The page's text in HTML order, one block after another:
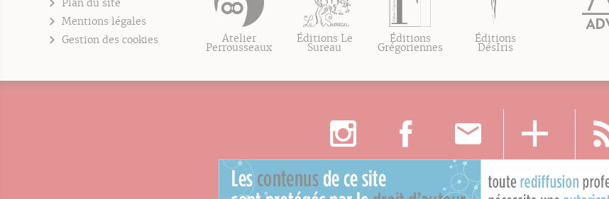
Plan du site
Mentions légales
Gestion des cookies
Atelier
Perrousseaux
Éditions Le
Sureau
Éditions
Grégoriennes
Éditions
DésIris